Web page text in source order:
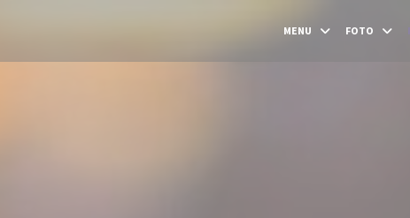
MENU FOTO